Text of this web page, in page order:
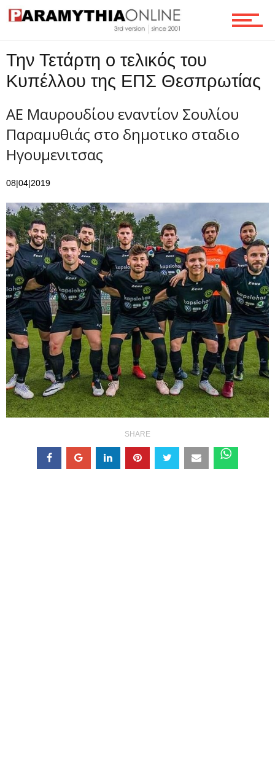
Επικοινωνία
Την Τετάρτη ο τελικός του
Κυπέλλου της ΕΠΣ Θεσπρωτίας
ΑΕ Μαυρουδίου εναντίον Σουλίου
Παραμυθιάς στο δημοτικο σταδιο
Ηγουμενιτσας
08|04|2019
SHARE